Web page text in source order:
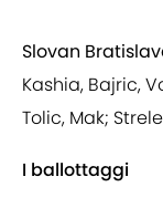
Slovan
Kashia, Bajric,
Tolic, Mak;
I ballottaggi